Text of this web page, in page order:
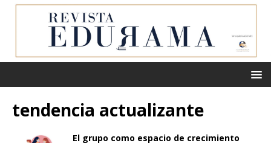
tendencia actualizante
El grupo como espacio de crecimiento